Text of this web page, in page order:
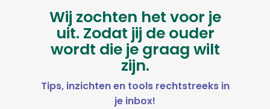
Wij zochten het voor je
uit. Zodat jij de ouder
wordt die je graag wilt
zijn.
Tips, inzichten en tools rechtstreeks in
je inbox!